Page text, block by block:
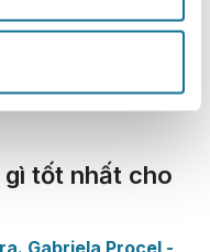
gì tốt nhất cho